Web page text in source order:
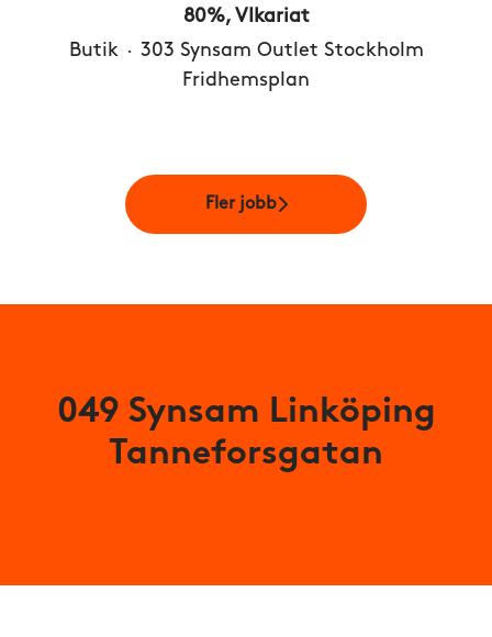
80%, VIkariat
Butik · 303 Synsam Outlet Stockholm
Fridhemsplan
Fler jobb
049 Synsam Linköping
Tanneforsgatan